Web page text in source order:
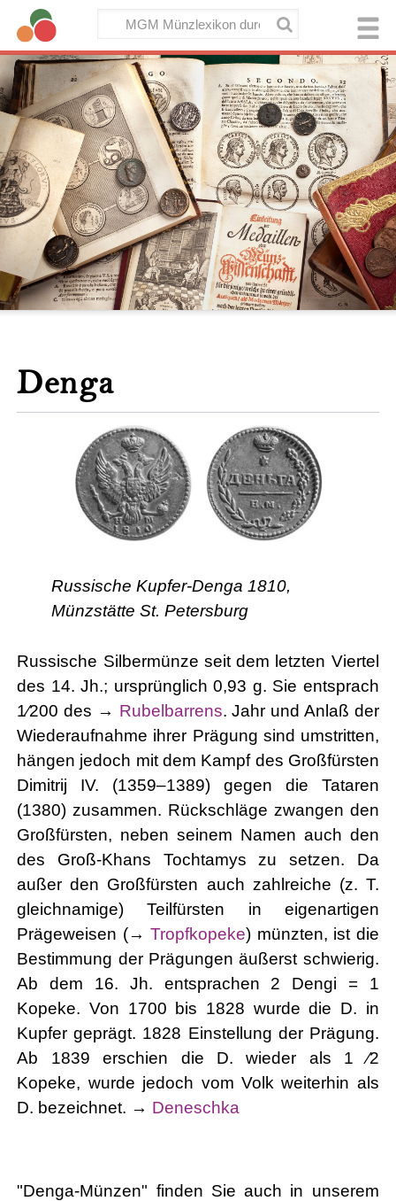
Denga
Russische Kupfer-Denga 1810,
Münzstätte St. Petersburg
Russische Silbermünze seit dem letzten Viertel
des 14. Jh.; ursprünglich 0,93 g. Sie entsprach
1⁄200 des → Rubelbarrens. Jahr und Anlaß der
Wiederaufnahme ihrer Prägung sind umstritten,
hängen jedoch mit dem Kampf des Großfürsten
Dimitrij IV. (1359–1389) gegen die Tataren
(1380) zusammen. Rückschläge zwangen den
Großfürsten, neben seinem Namen auch den
des Groß-Khans Tochtamys zu setzen. Da
außer den Großfürsten auch zahlreiche (z. T.
gleichnamige) Teilfürsten in eigenartigen
Prägeweisen (→Tropfkopeke) münzten, ist die
Bestimmung der Prägungen äußerst schwierig.
Ab dem 16. Jh. entsprachen 2 Dengi = 1
Kopeke. Von 1700 bis 1828 wurde die D. in
Kupfer geprägt. 1828 Einstellung der Prägung.
Ab 1839 erschien die D. wieder als 1 ⁄2
Kopeke, wurde jedoch vom Volk weiterhin als
D. bezeichnet. → Deneschka
"Denga-Münzen" finden Sie auch in unserem